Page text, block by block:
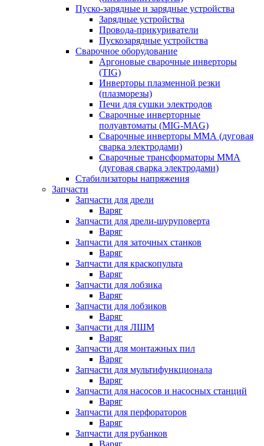
Пуско-зарядные и зарядные устройства
Зарядные устройства
Провода-прикуриватели
Пускозарядные устройства
Сварочное оборудование
Аргоновые сварочные инверторы
(TIG)
Инверторы плазменной резки
(плазморезы)
Печи для сушки электродов
Сварочные инверторные
полуавтоматы (MIG-MAG)
Сварочные инверторы ММА (дуговая
сварка электродами)
Сварочные трансформаторы ММА
(дуговая сварка электродами)
Стабилизаторы напряжения
Запчасти
Запчасти для дрели
Варяг
Запчасти для дрели-шуруповерта
Варяг
Запчасти для заточных станков
Варяг
Запчасти для краскопульта
Варяг
Запчасти для лобзика
Варяг
Запчасти для лобзиков
Варяг
Запчасти для ЛШМ
Варяг
Запчасти для монтажных пил
Варяг
Запчасти для мультифункционала
Варяг
Запчасти для насосов и насосных станций
Варяг
Запчасти для перфораторов
Варяг
Запчасти для рубанков
Варяг